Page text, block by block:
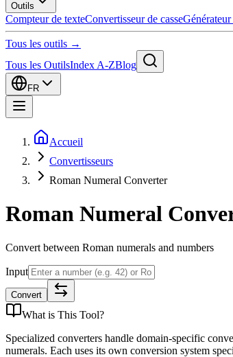
Outils
Compteur de texteConvertisseur de casse
Tous les outils →
Tous les OutilsIndex A-ZBlog
FR
Accueil
Convertisseurs
Roman Numeral Converter
Roman Numeral
Convert between Roman numerals and numbers
Input
Convert
What is This Tool?
Specialized converters handle domain-specific
numerals. Each uses its own conversion system